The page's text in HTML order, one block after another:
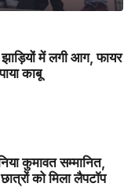
में लगी आग, फायर
काबू
कुमावत सम्मानित,
को मिला लैपटॉप